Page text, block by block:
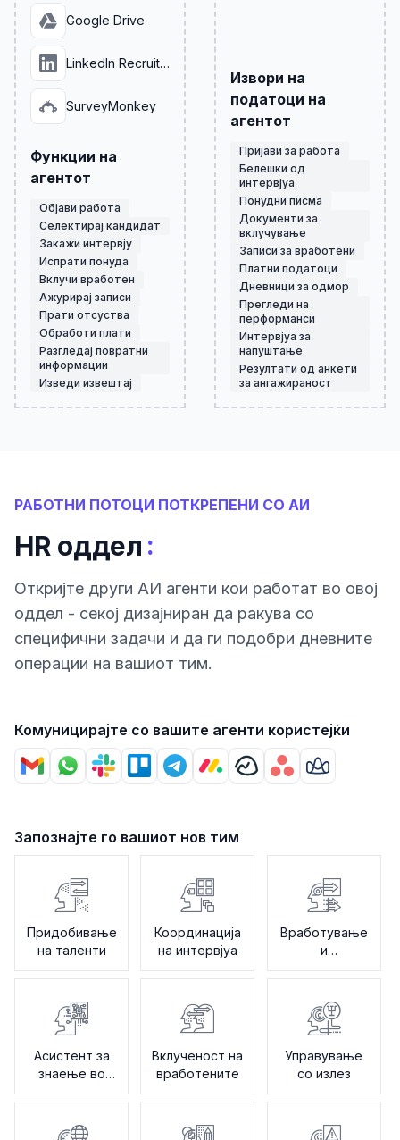
Google Drive
LinkedIn Recruiter
SurveyMonkey
Функции на
агентот
Објави работа
Селектирај кандидат
Закажи интервју
Испрати понуда
Вклучи вработен
Ажурирај записи
Прати отсуства
Обрaботи плати
Разгледај повратни
информации
Изведи извештај
Извори на
податоци на
агентот
Пријави за работа
Белешки од
интервјуа
Понудни писма
Документи за
вклучување
Записи за вработени
Платни податоци
Дневници за одмор
Прегледи на
перформанси
Интервјуа за
напуштање
Резултати од анкети
за ангажираност
РАБОТНИ ПОТОЦИ ПОТКРЕПЕНИ СО АИ
HR оддел :
Откриjте други АИ агенти кои работат во овој
оддел - секој дизајниран да ракува со
специфични задачи и да ги подобри дневните
операции на вашиот тим.
Комуницирајте со вашите агенти користејќи
Запознајте го вашиот нов тим
Придобивање
на таленти
Координација
на интервјуа
Вработување
и
интегрирање
вработени
Асистент за
знаење во
Човечки
Вклученост на
вработените
Управување
со излез